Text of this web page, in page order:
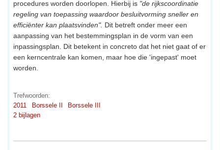
procedures worden doorlopen. Hierbij is "de rijkscoordinatie
regeling van toepassing waardoor besluitvorming sneller en
efficiënter kan plaatsvinden". Dit betreft onder meer een
aanpassing van het bestemmingsplan in de vorm van een
inpassingsplan. Dit betekent in concreto dat het niet gaat of er
een kerncentrale kan komen, maar hoe die 'ingepast' moet
worden.
Trefwoorden:
2011
Borssele II
Borssele III
2 bijlagen